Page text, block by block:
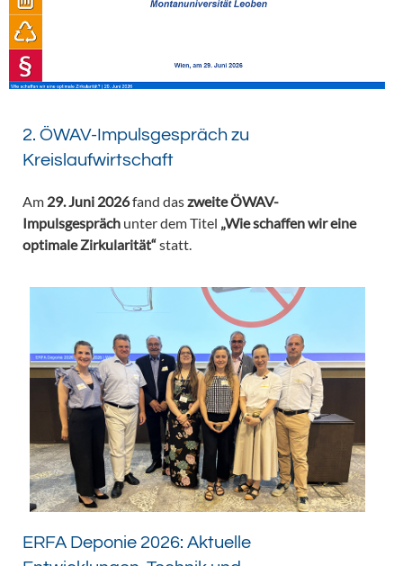
2. ÖWAV-Impulsgespräch zu
Kreislaufwirtschaft
Am 29. Juni 2026fand daszweite ÖWAV-
Impulsgespräch unter dem Titel „Wie schaffen wir eine
optimale Zirkularität“statt.
ERFA Deponie 2026: Aktuelle